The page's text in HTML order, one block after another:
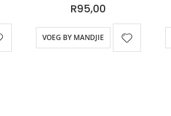
R95,00
VOEG BY MANDJIE